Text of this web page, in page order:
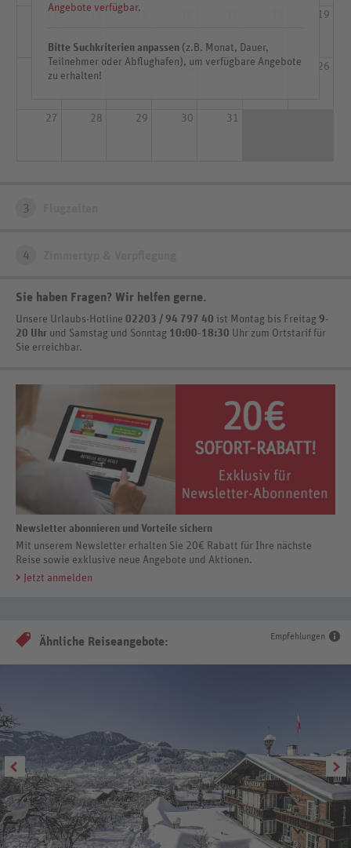
Angebote verfügbar.
Bitte Suchkriterien anpassen (z.B. Monat, Dauer,
Teilnehmer oder Abflughafen), um verfügbare Angebote
zu erhalten!
13 14 15 19
20 21 22 23 24 25 26
27 28 29 30 31
3
4
Sie haben Fragen? Wir helfen gerne.
Unsere Urlaubs-Hotline 02203 / 94 797 40 ist Montag bis Freitag 9-
20 Uhr und Samstag und Sonntag 10:00-18:30 Uhr zum Ortstarif für
Sie erreichbar.
Newsletter abonnieren und Vorteile sichern
Mit unserem Newsletter erhalten Sie 20€ Rabatt für Ihre nächste
Reise sowie exklusive neue Angebote und Aktionen.
Jetzt anmelden
Empfehlungen
Ähnliche Reiseangebote: